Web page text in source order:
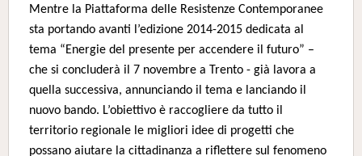
Mentre la Piattaforma delle Resistenze Contemporanee
sta portando avanti l’edizione 2014-2015 dedicata al
tema “Energie del presente per accendere il futuro” –
che si concluderà il 7 novembre a Trento - già lavora a
quella successiva, annunciando il tema e lanciando il
nuovo bando. L’obiettivo è raccogliere da tutto il
territorio regionale le migliori idee di progetti che
possano aiutare la cittadinanza a riflettere sul fenomeno